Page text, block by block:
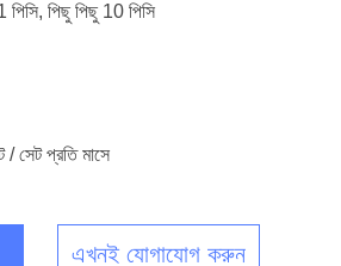
পিসি, পিছু পিছু 10 পিসি
সেট প্রতি মাসে
এখনই যোগাযোগ করুন